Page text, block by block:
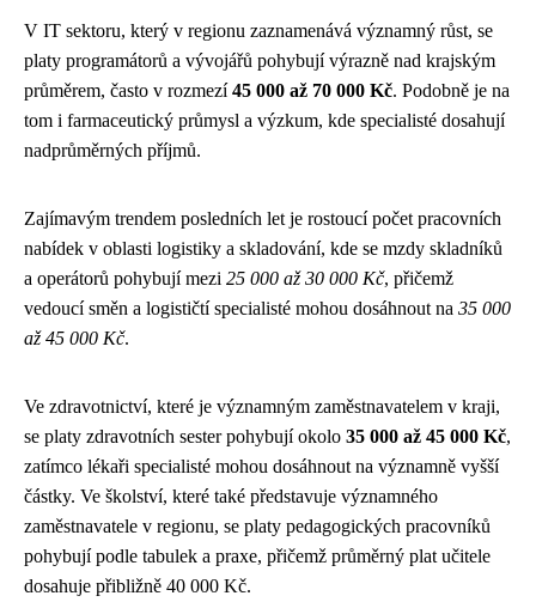
V IT sektoru, který v regionu zaznamenává významný růst, se
platy programátorů a vývojářů pohybují výrazně nad krajským
průměrem, často v rozmezí45 000 až 70 000 Kč. Podobně je na
tom i farmaceutický průmysl a výzkum, kde specialisté dosahují
nadprůměrných příjmů.
Zajímavým trendem posledních let je rostoucí počet pracovních
nabídek v oblasti logistiky a skladování, kde se mzdy skladníků
a operátorů pohybují mezi 25 000 až 30 000 Kč, přičemž
vedoucí směn a logističtí specialisté mohou dosáhnout na 35 000
až 45 000 Kč.
Ve zdravotnictví, které je významným zaměstnavatelem v kraji,
se platy zdravotních sester pohybují okolo 35 000 až 45 000 Kč,
zatímco lékaři specialisté mohou dosáhnout na významně vyšší
částky. Ve školství, které také představuje významného
zaměstnavatele v regionu, se platy pedagogických pracovníků
pohybují podle tabulek a praxe, přičemž průměrný plat učitele
dosahuje přibližně 40 000 Kč.